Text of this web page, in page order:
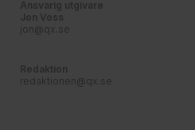
Ansvarig utgivare
Jon Voss
jon@qx.se
Redaktion
redaktionen@qx.se